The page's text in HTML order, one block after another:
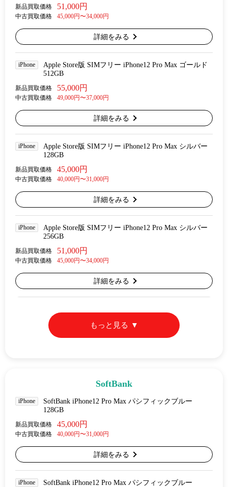
新品買取価格 51,000円
中古買取価格 45,000円〜34,000円
詳細をみる
iPhone
Apple Store版 SIMフリー iPhone12 Pro Max ゴールド
512GB
新品買取価格 55,000円
中古買取価格 49,000円〜37,000円
詳細をみる
iPhone
Apple Store版 SIMフリー iPhone12 Pro Max シルバー
128GB
新品買取価格 45,000円
中古買取価格 40,000円〜31,000円
詳細をみる
iPhone
Apple Store版 SIMフリー iPhone12 Pro Max シルバー
256GB
新品買取価格 51,000円
中古買取価格 45,000円〜34,000円
詳細をみる
もっと見る
SoftBank
iPhone
SoftBank iPhone12 Pro Max パシフィックブルー
128GB
新品買取価格 45,000円
中古買取価格 40,000円〜31,000円
詳細をみる
iPhone
SoftBank iPhone12 Pro Max パシフィックブルー